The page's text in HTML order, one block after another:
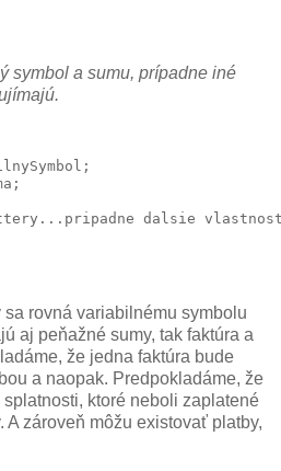
symbol a sumu, prípadne iné
dalsie
rovná variabilnému symbolu
aj peňažné sumy, tak faktúra a
že jedna faktúra bude
a naopak. Predpokladáme, že
ktoré neboli zaplatené
A zároveň môžu existovať platby,